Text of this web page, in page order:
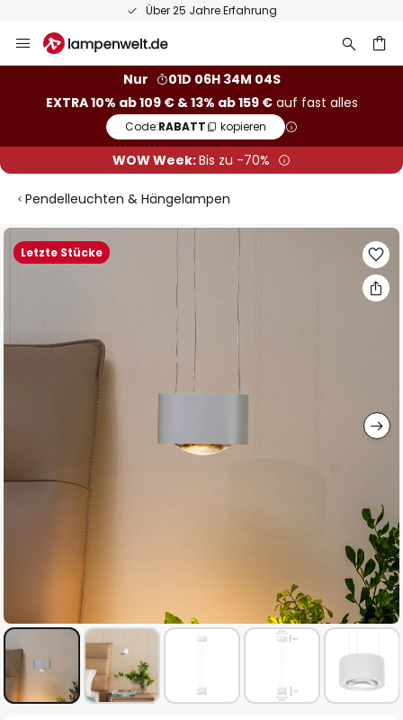
Über 25 Jahre Erfahrung
Inhalt
Nur
01D 06H 34M 03S
EXTRA 10% ab 109 € & 13% ab 159 €auf fast alles
Code:RABATT kopieren
WOW Week:Bis zu -70%
Pendelleuchten & Hängelampen
Letzte Stücke
Zum
Ende